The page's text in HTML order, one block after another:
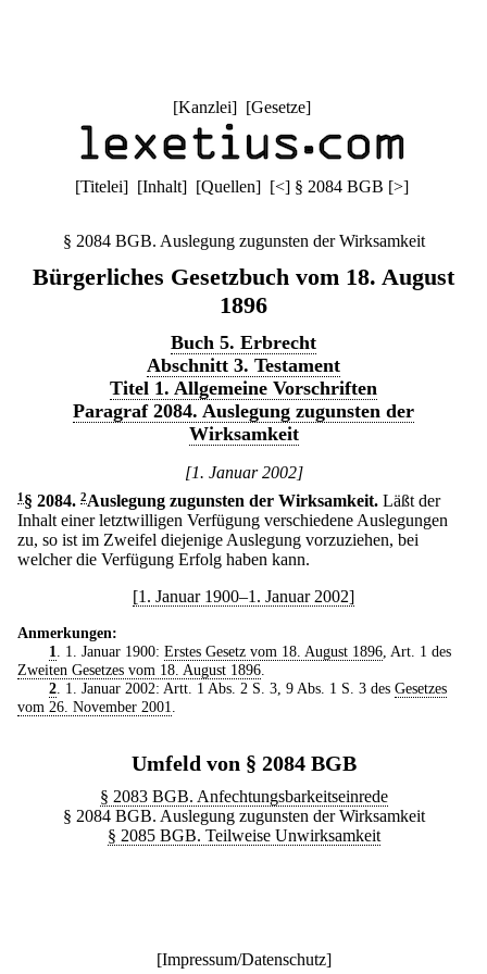
[Kanzlei] [Gesetze]
[Titelei] [Inhalt] [Quellen] [<] § 2084 BGB [>]
§ 2084 BGB. Auslegung zugunsten der Wirksamkeit
Bürgerliches Gesetzbuch vom 18. August
1896
Buch 5. Erbrecht
Abschnitt 3. Testament
Titel 1. Allgemeine Vorschriften
Paragraf 2084. Auslegung zugunsten der
Wirksamkeit
[1. Januar 2002]
1 § 2084. 2Auslegung zugunsten der Wirksamkeit. Läßt der
Inhalt einer letztwilligen Verfügung verschiedene Auslegungen
zu, so ist im Zweifel diejenige Auslegung vorzuziehen, bei
welcher die Verfügung Erfolg haben kann.
[1. Januar 1900–1. Januar 2002]
Anmerkungen:
1
. 1. Januar 1900: Erstes Gesetz vom 18. August 1896, Art. 1 des
Zweiten Gesetzes vom 18. August 1896
2. 1. Januar 2002: Artt. 1 Abs. 2 S. 3, 9 Abs. 1 S. 3 des Gesetzes
vom 26. November 2001
Umfeld von § 2084 BGB
§ 2083 BGB. Anfechtungsbarkeitseinrede
§ 2084 BGB. Auslegung zugunsten der Wirksamkeit
§ 2085 BGB. Teilweise Unwirksamkeit
[Impressum/Datenschutz]